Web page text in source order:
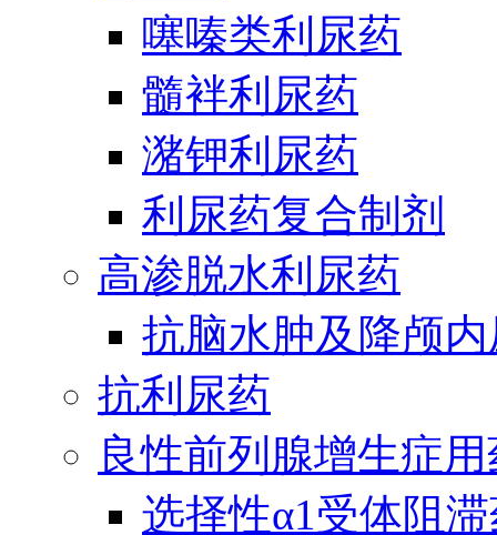
噻嗪类利尿药
髓袢利尿药
潴钾利尿药
利尿药复合制剂
高渗脱水利尿药
抗脑水肿及降颅
抗利尿药
良性前列腺增生症
选择性α1受体阻